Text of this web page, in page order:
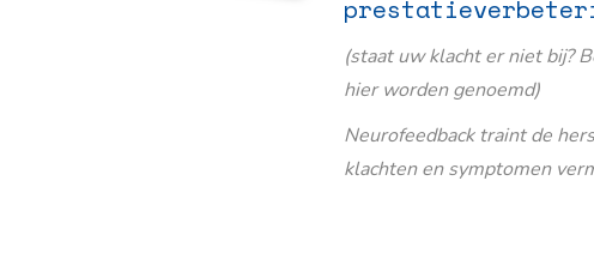
(staat uw klacht er niet bij?
hier worden genoemd)
Neurofeedback traint de
klachten en symptomen